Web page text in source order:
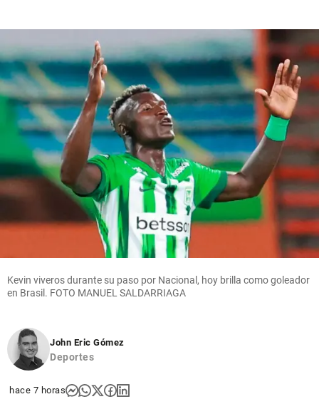
Kevin viveros durante su paso por Nacional, hoy brilla como goleador
en Brasil. FOTO MANUEL SALDARRIAGA
John Eric Gómez
Deportes
hace 7 horas